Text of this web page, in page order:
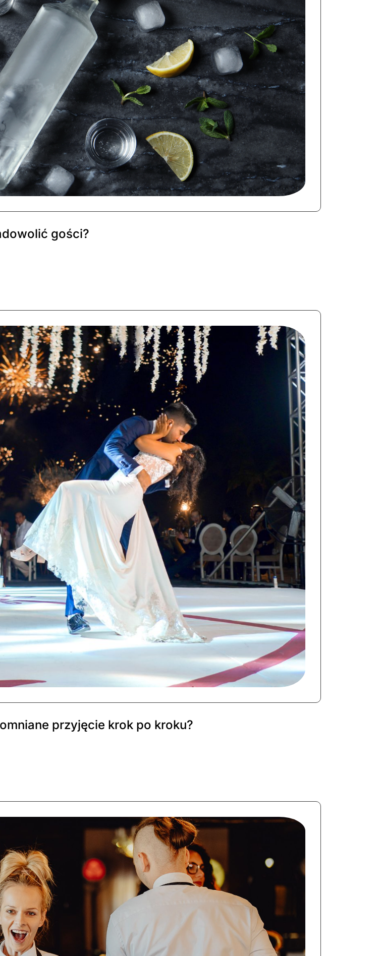
gości?
przyjęcie krok po kroku?